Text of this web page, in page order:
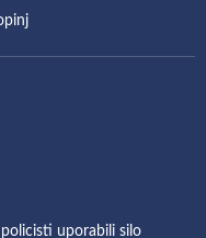
uporabili silo